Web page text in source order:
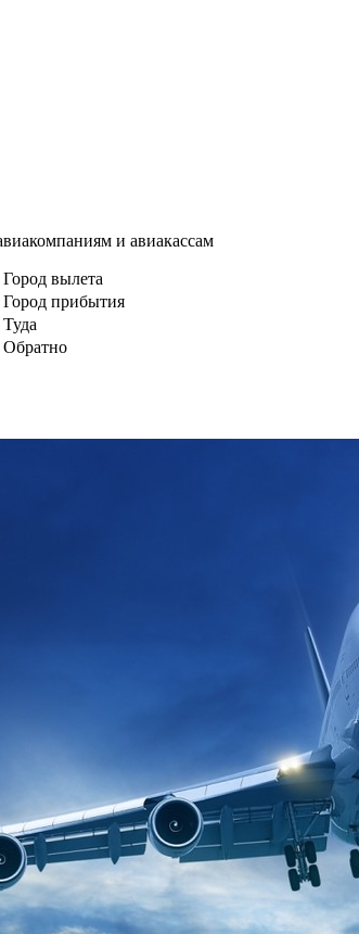
и авиакассам
Город вылета
Город прибытия
Туда
Обратно